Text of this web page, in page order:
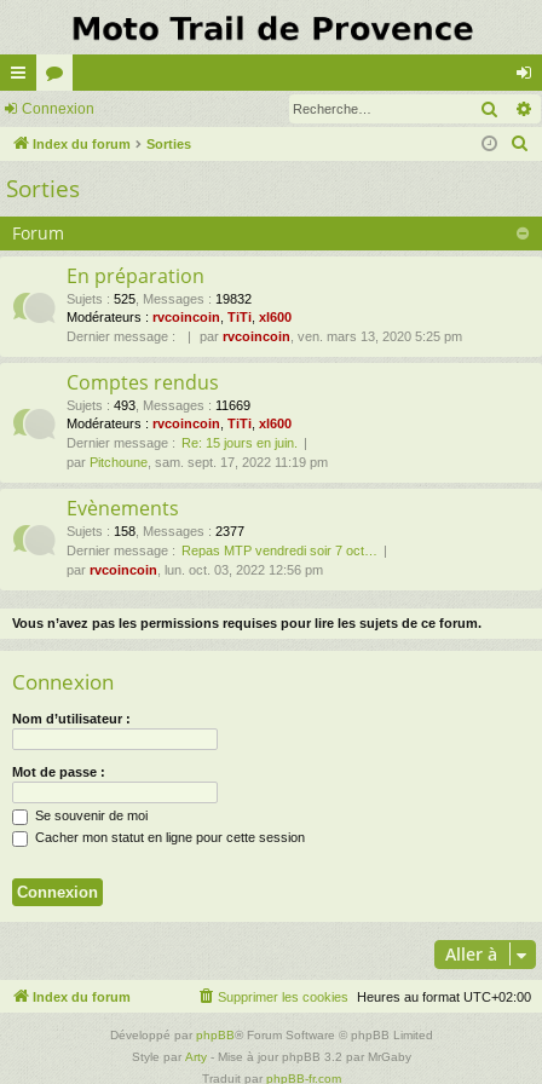
cc
ès
ra
pi
de
or
u
m
s
on
ne
on
Connexion
Index du forum Sorties
e
e
Sorties
Forum
En préparation
Sujets : 525 Messages : 19832
Modérateurs : rvcoincoin TiTi xl600
Dernier message :
par rvcoincoin , ven. mars 13, 2020 5:25 pm
Comptes rendus
Sujets : 493 Messages : 11669
Modérateurs : rvcoincoin TiTi xl600
Dernier message :
Re: 15 jours en juin.
par Pitchoune , sam. sept. 17, 2022 11:19 pm
Evènements
Sujets : 158 Messages : 2377
Dernier message :
Repas MTP vendredi soir 7 oct…
par rvcoincoin , lun. oct. 03, 2022 12:56 pm
Vous n’avez pas les permissions requises pour lire les sujets de ce forum.
Connexion
Nom d’utilisateur :
Mot de passe :
Se souvenir de moi
Cacher mon statut en ligne pour cette session
Aller à
Index du forum Heures au format UTC+02:00
Supprimer les cookies
Développé par phpBB® Forum Software © phpBB Limited
Style par Arty- Mise à jour phpBB 3.2 par MrGaby
Traduit par phpBB-fr.com